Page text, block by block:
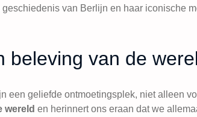
van Berlijn en haar iconische
beleving van de
een geliefde ontmoetingsplek, niet alleen
wereld en herinnert ons eraan dat we